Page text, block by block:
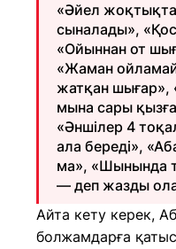
«Әйел
сыналады»,
«Ойыннан от
«Жаман
жатқан шығар»,
мына сары
«Әншілер 4
ала береді»,
ма», «Шынында
— деп жазды
Айта кету керек,
болжамдарға